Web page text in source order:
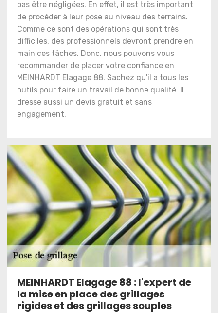
pas être négligées. En effet, il est très important
de procéder à leur pose au niveau des terrains.
Comme ce sont des opérations qui sont très
difficiles, des professionnels devront prendre en
main ces tâches. Donc, nous pouvons vous
recommander de placer votre confiance en
MEINHARDT Elagage 88. Sachez qu'il a tous les
outils pour faire un travail de bonne qualité. Il
dresse aussi un devis gratuit et sans
engagement.
MEINHARDT Elagage 88 : l'expert de
la mise en place des grillages
rigides et des grillages souples